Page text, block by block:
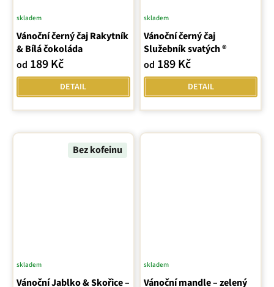
Vánoční černý čaj Rakytník
& Bílá čokoláda
skladem
od 189 Kč
DETAIL
Vánoční černý čaj
Služebník svatých ®
Průměrné
hodnocení
produktu
je
5,0
z
5
skladem
od 189 Kč
DETAIL
Bez kofeinu
Vánoční Jablko & Skořice –
skladem
Vánoční mandle – zelený
skladem